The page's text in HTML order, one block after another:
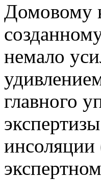
Домовому
немало
главного